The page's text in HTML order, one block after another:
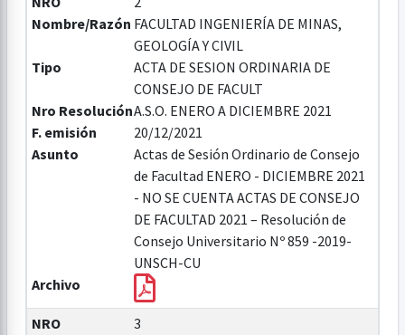
Nombre/Razón FACULTAD INGENIERÍA DE MINAS,
GEOLOGÍA Y CIVIL
Tipo
ACTA DE SESION ORDINARIA DE
CONSEJO DE FACULT
Nro ResoluciónA.S.O. ENERO A DICIEMBRE 2021
F. emisión
20/12/2021
Asunto
Actas de Sesión Ordinario de Consejo
de Facultad ENERO - DICIEMBRE 2021
- NO SE CUENTA ACTAS DE CONSEJO
DE FACULTAD 2021 – Resolución de
Consejo Universitario Nº 859 -2019-
UNSCH-CU
Archivo
NRO
3